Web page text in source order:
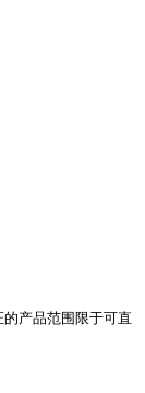
产品范围限于可直